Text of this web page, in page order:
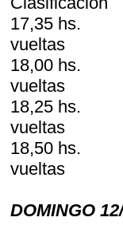
17,35
vueltas
18,00
vueltas
18,25
vueltas
18,50
vueltas
DOMINGO